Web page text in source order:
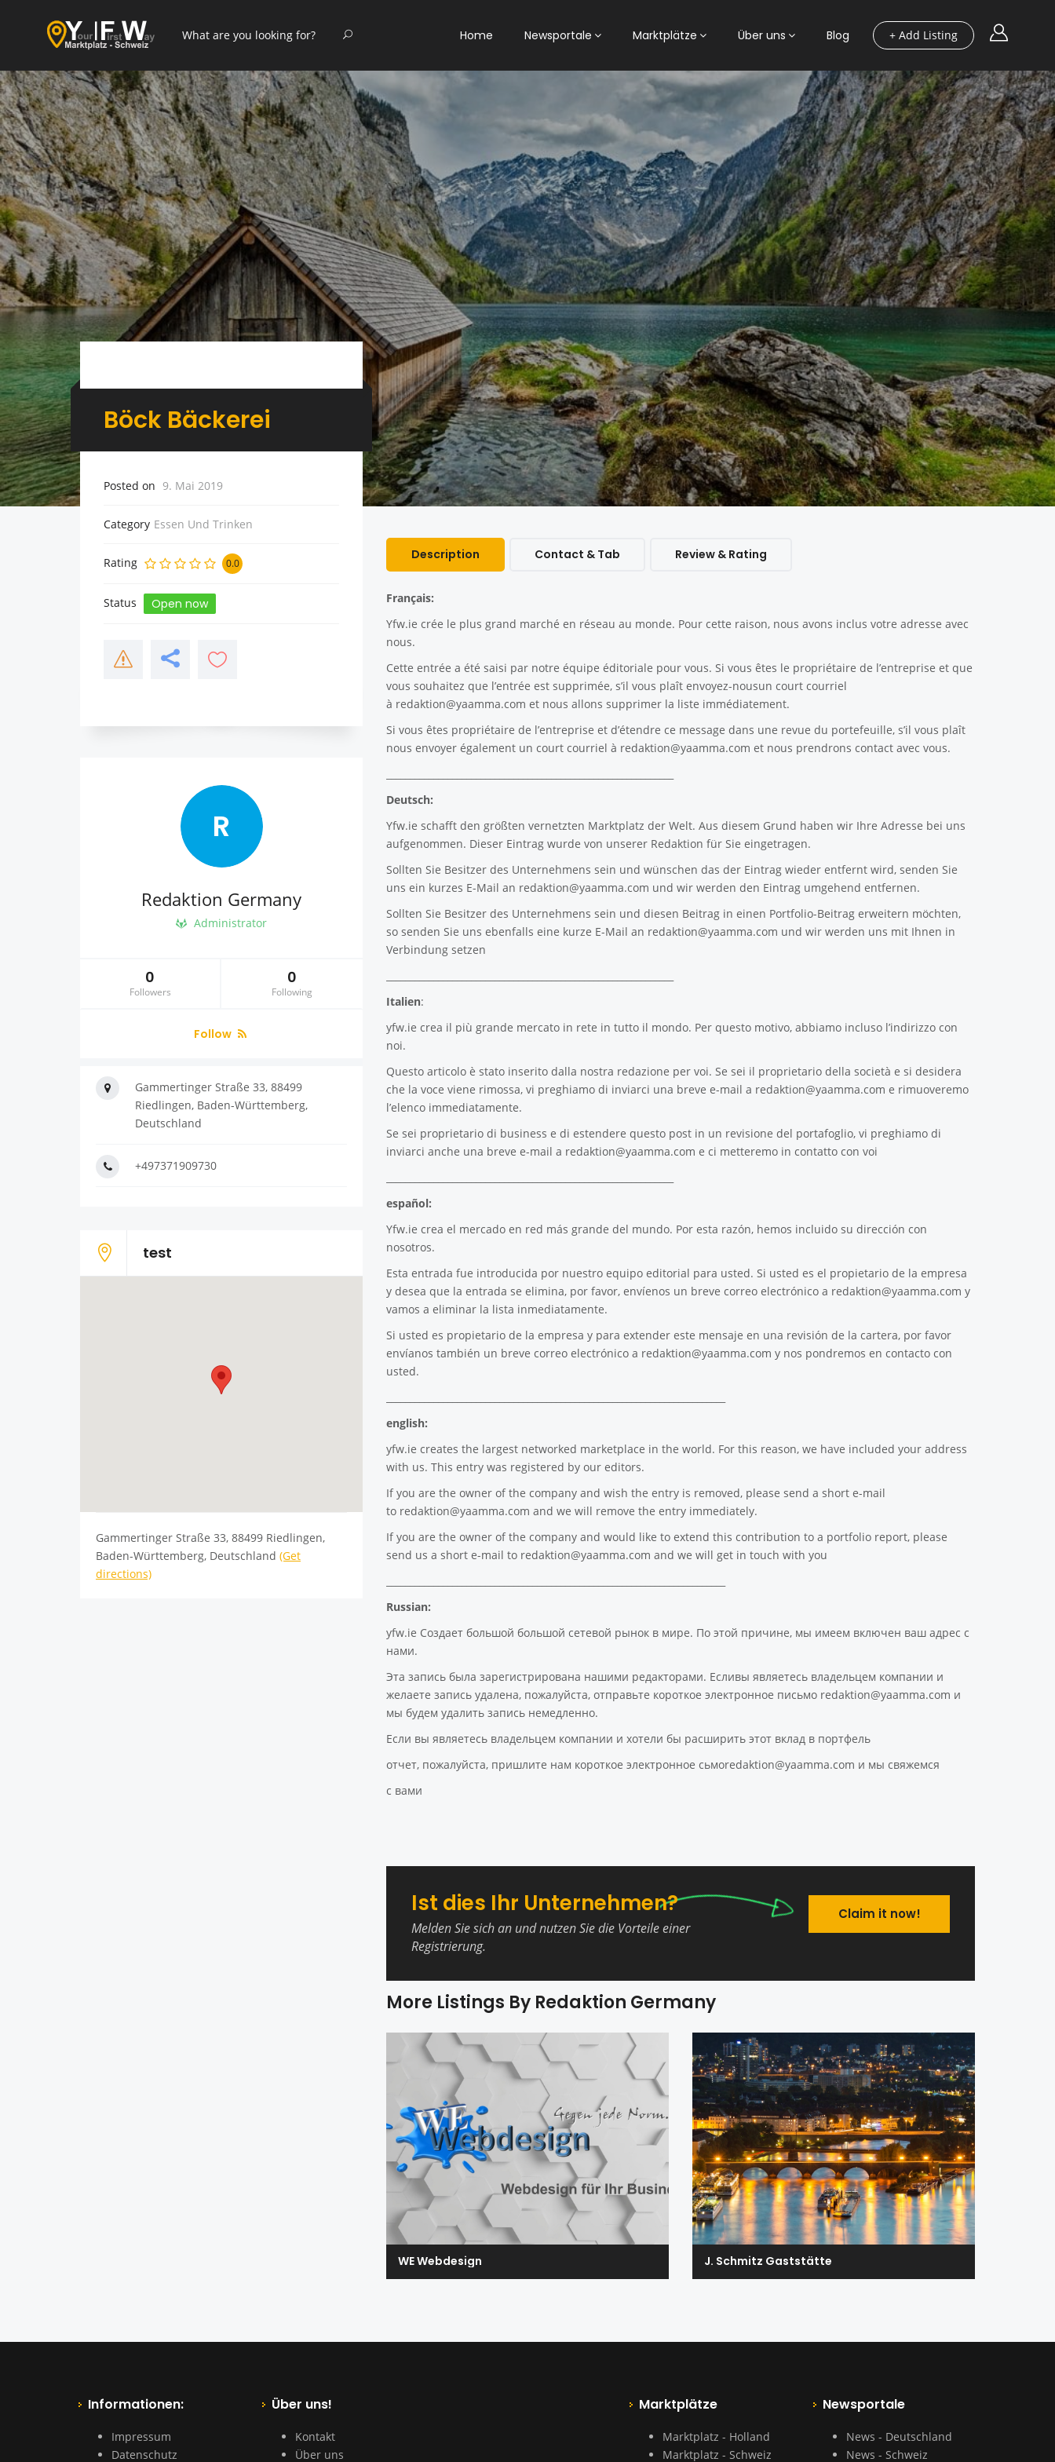
+ Add Listing
Home Newsportale Marktplätze Über uns Blog
Böck Bäckerei
Posted on 9. Mai 2019
Category Essen Und Trinken
Rating 0.0
Status Open now
Description Contact & Tab Review & Rating
Français:
Yfw.ie crée le plus grand marché en réseau au monde. Pour cette raison, nous avons inclus votre adresse avec
nous.
Cette entrée a été saisi par notre équipe éditoriale pour vous. Si vous êtes le propriétaire de l’entreprise et que
vous souhaitez que l’entrée est supprimée, s’il vous plaît envoyez-nousun court courriel
à redaktion@yaamma.com et nous allons supprimer la liste immédiatement.
Si vous êtes propriétaire de l’entreprise et d’étendre ce message dans une revue du portefeuille, s’il vous plaît
nous envoyer également un court courriel à redaktion@yaamma.com et nous prendrons contact avec vous.
Deutsch:
Yfw.ie schafft den größten vernetzten Marktplatz der Welt. Aus diesem Grund haben wir Ihre Adresse bei uns
aufgenommen. Dieser Eintrag wurde von unserer Redaktion für Sie eingetragen.
Sollten Sie Besitzer des Unternehmens sein und wünschen das der Eintrag wieder entfernt wird, senden Sie
uns ein kurzes E-Mail an redaktion@yaamma.com und wir werden den Eintrag umgehend entfernen.
Sollten Sie Besitzer des Unternehmens sein und diesen Beitrag in einen Portfolio-Beitrag erweitern möchten,
so senden Sie uns ebenfalls eine kurze E-Mail an redaktion@yaamma.com und wir werden uns mit Ihnen in
Verbindung setzen
Italien:
yfw.ie crea il più grande mercato in rete in tutto il mondo. Per questo motivo, abbiamo incluso l’indirizzo con
noi.
Questo articolo è stato inserito dalla nostra redazione per voi. Se sei il proprietario della società e si desidera
che la voce viene rimossa, vi preghiamo di inviarci una breve e-mail a redaktion@yaamma.com e rimuoveremo
l’elenco immediatamente.
Se sei proprietario di business e di estendere questo post in un revisione del portafoglio, vi preghiamo di
inviarci anche una breve e-mail a redaktion@yaamma.com e ci metteremo in contatto con voi
español:
Yfw.ie crea el mercado en red más grande del mundo. Por esta razón, hemos incluido su dirección con
nosotros.
Esta entrada fue introducida por nuestro equipo editorial para usted. Si usted es el propietario de la empresa
y desea que la entrada se elimina, por favor, envíenos un breve correo electrónico a redaktion@yaamma.com y
vamos a eliminar la lista inmediatamente.
Si usted es propietario de la empresa y para extender este mensaje en una revisión de la cartera, por favor
envíanos también un breve correo electrónico a redaktion@yaamma.com y nos pondremos en contacto con
usted.
english:
yfw.ie creates the largest networked marketplace in the world. For this reason, we have included your address
with us. This entry was registered by our editors.
If you are the owner of the company and wish the entry is removed, please send a short e-mail
to redaktion@yaamma.com and we will remove the entry immediately.
If you are the owner of the company and would like to extend this contribution to a portfolio report, please
send us a short e-mail to redaktion@yaamma.com and we will get in touch with you
Russian:
yfw.ie Создает большой большой сетевой рынок в мире. По этой причине, мы имеем включен ваш адрес с
нами.
Эта запись была зарегистрирована нашими редакторами. Есливы являетесь владельцем компании и
желаете запись удалена, пожалуйста, отправьте короткое электронное письмо redaktion@yaamma.com и
мы будем удалить запись немедленно.
Если вы являетесь владельцем компании и хотели бы расширить этот вклад в портфель
отчет, пожалуйста, пришлите нам короткое электронное сьмоredaktion@yaamma.com и мы свяжемся
с вами
Ist dies Ihr Unternehmen?
Melden Sie sich an und nutzen Sie die Vorteile einer
Registrierung.
Claim it now!
More Listings By Redaktion Germany
WE Webdesign J. Schmitz Gaststätte
R
Redaktion Germany
Administrator
0
Followers
0
Following
Follow
Gammertinger Straße 33, 88499
Riedlingen, Baden-Württemberg,
Deutschland
+497371909730
test
Gammertinger Straße 33, 88499 Riedlingen,
Baden-Württemberg, Deutschland (Get
directions)
Informationen:
Impressum
Datenschutz
Über uns!
Kontakt
Über uns
Marktplätze
Marktplatz - Holland
Marktplatz - Schweiz
Newsportale
News - Deutschland
News - Schweiz